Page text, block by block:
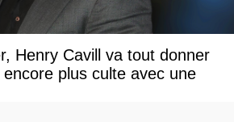
Henry Cavill va tout donner
plus culte avec une